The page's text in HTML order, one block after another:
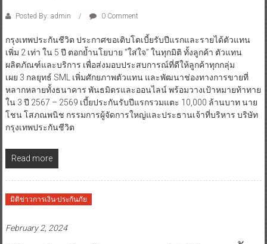
Posted By: admin 0 Comment
กรุงเทพประกันชีวิต ประกาศขอเติบโตเบี้ยรับปีแรกและรายได้ตัวแทน
เพิ่ม 2 เท่า ใน 5 ปี ตอกย้ำนโยบาย “ใส่ใจ” ในทุกมิติ ทั้งลูกค้า ตัวแทน
ผลิตภัณฑ์และบริการ เพื่อส่งมอบประสบการณ์ที่ดีให้ลูกค้าทุกกลุ่ม
เผย 3 กลยุทธ์ SML เพิ่มศักยภาพตัวแทน และพัฒนาช่องทางการขายที่
หลากหลายทั้งธนาคาร พันธมิตรและออนไลน์ พร้อมวางเป้าหมายท้าทาย
ใน 3 ปี 2567 – 2569 เบี้ยประกันรับปีแรกรวมแตะ 10,000 ล้านบาท นาย
โชน โสภณพนิช กรรมการผู้จัดการใหญ่และประธานเจ้าที่บริหาร บริษัท
กรุงเทพประกันชีวิต
Read more
มิติข่าวการเงิน-ประกันภัย
February 2, 2024